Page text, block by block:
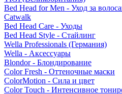
Bed Head for Men - Уход за
Catwalk
Bed Head Care - Уходы
Bed Head Style - Стайлинг
Wella Professionals (Германия)
Wella - Аксессуары
Blondor - Блондирование
Color Fresh - Оттеночные маски
ColorMotion - Сила и цвет
Color Touch - Интенсивное